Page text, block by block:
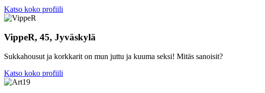
Katso koko profiili
VippeR, 45, Jyväskylä
Sukkahousut ja korkkarit on mun juttu ja kuuma seksi! Mitäs sanoisit?
Katso koko profiili